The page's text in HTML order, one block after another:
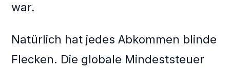
war.
Natürlich hat jedes Abkommen blinde
Flecken. Die globale Mindeststeuer